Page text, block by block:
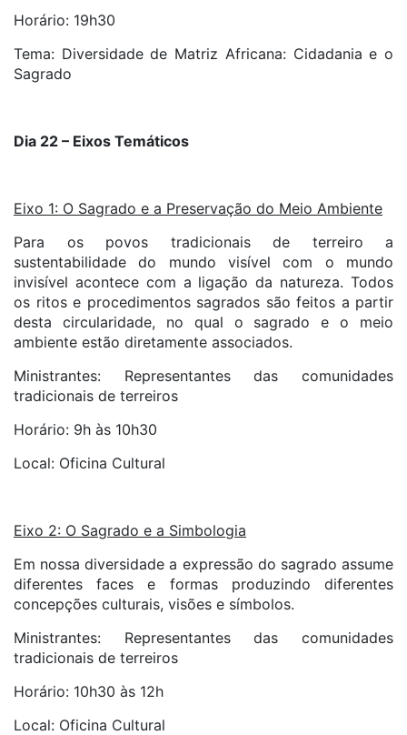
Horário: 19h30
Tema: Diversidade de Matriz Africana: Cidadania e o
Sagrado
Dia 22 – Eixos Temáticos
Eixo 1: O Sagrado e a Preservação do Meio Ambiente
Para os povos tradicionais de terreiro a
sustentabilidade do mundo visível com o mundo
invisível acontece com a ligação da natureza. Todos
os ritos e procedimentos sagrados são feitos a partir
desta circularidade, no qual o sagrado e o meio
ambiente estão diretamente associados.
Ministrantes: Representantes das comunidades
tradicionais de terreiros
Horário: 9h às 10h30
Local: Oficina Cultural
Eixo 2: O Sagrado e a Simbologia
Em nossa diversidade a expressão do sagrado assume
diferentes faces e formas produzindo diferentes
concepções culturais, visões e símbolos.
Ministrantes: Representantes das comunidades
tradicionais de terreiros
Horário: 10h30 às 12h
Local: Oficina Cultural